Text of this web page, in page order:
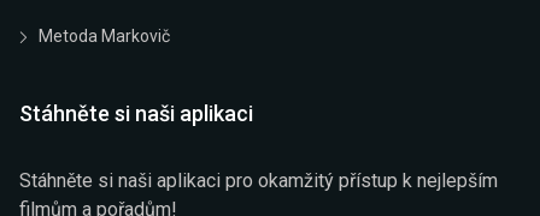
Metoda Markovič
Stáhněte si naši aplikaci
Stáhněte si naši aplikaci pro okamžitý přístup k nejlepším
filmům a pořadům!